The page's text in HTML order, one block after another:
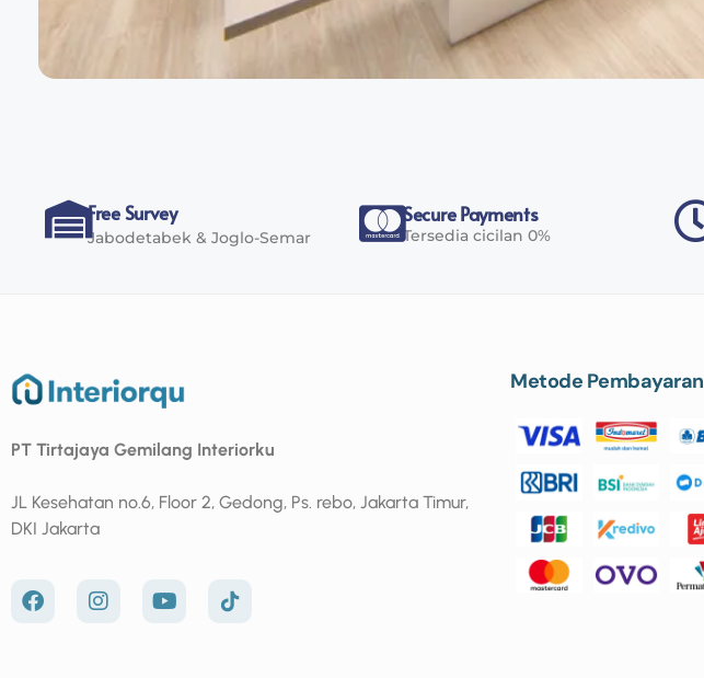
Free Survey
Jabodetabek & Joglo-Semar
Secure Payments
Tersedia cicilan 0%
PT Tirtajaya Gemilang Interiorku
JL Kesehatan no.6, Floor 2, Gedong, Ps. rebo, Jakarta Timur,
DKI Jakarta
Metode Pembayaran